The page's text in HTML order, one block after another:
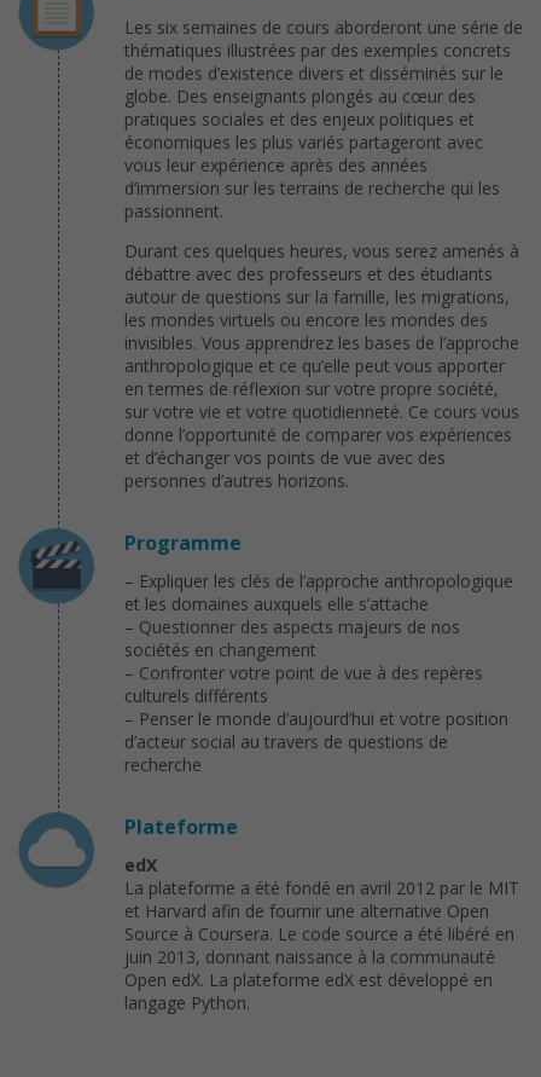
Les six semaines de cours aborderont une série de
thématiques illustrées par des exemples concrets
de modes d’existence divers et disséminés sur le
globe. Des enseignants plongés au cœur des
pratiques sociales et des enjeux politiques et
économiques les plus variés partageront avec
vous leur expérience après des années
d’immersion sur les terrains de recherche qui les
passionnent.
Durant ces quelques heures, vous serez amenés à
débattre avec des professeurs et des étudiants
autour de questions sur la famille, les migrations,
les mondes virtuels ou encore les mondes des
invisibles. Vous apprendrez les bases de l’approche
anthropologique et ce qu’elle peut vous apporter
en termes de réflexion sur votre propre société,
sur votre vie et votre quotidienneté. Ce cours vous
donne l’opportunité de comparer vos expériences
et d’échanger vos points de vue avec des
personnes d’autres horizons.
Programme
– Expliquer les clés de l’approche anthropologique
et les domaines auxquels elle s’attache
– Questionner des aspects majeurs de nos
sociétés en changement
– Confronter votre point de vue à des repères
culturels différents
– Penser le monde d’aujourd’hui et votre position
d’acteur social au travers de questions de
recherche
Plateforme
edX
La plateforme a été fondé en avril 2012 par le MIT
et Harvard afin de fournir une alternative Open
Source à Coursera. Le code source a été libéré en
juin 2013, donnant naissance à la communauté
Open edX. La plateforme edX est développé en
langage Python.